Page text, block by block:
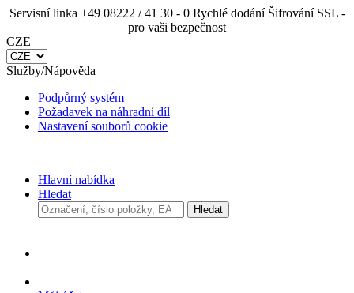
Servisní linka +49 08222 / 41 30 - 0
Rychlé dodání
Šifrování SSL - pro vaši bezpečnost
CZE
Služby/Nápověda
Podpůrný systém
Požadavek na náhradní díl
Nastavení souborů cookie
Hlavní nabídka
Hledat